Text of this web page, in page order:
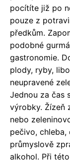
pocítíte již po
pouze z
předkům.
podobné
gastronomie.
plody, ryby,
neupravené
Jednou za čas
výrobky. Žízeň
nebo
pečivo, chleba,
průmyslově
alkohol. Při